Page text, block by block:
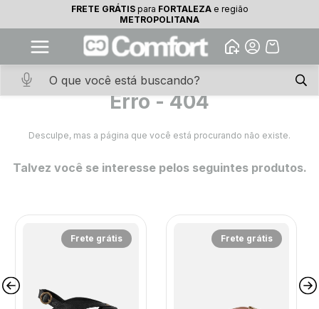
10% OFF na primeira compra
Baixe o app. Cupom BEMVINDO10
(100+)
Abrir
FRETE GRÁTISparaFortaleza
FRETE GRÁTISpara FORTALEZAe região
METROPOLITANA
Erro - 404
Desculpe, mas a página que você está procurando não existe.
Talvez você se interesse pelos seguintes produtos.
Frete grátis Frete grátis